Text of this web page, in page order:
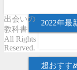
2022年
超おすす
出会いの
教科書
All Rights
Reserved.